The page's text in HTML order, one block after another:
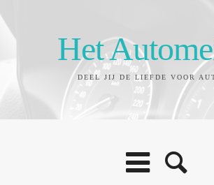
Het
DEEL JIJ DE LIEFDE VOOR